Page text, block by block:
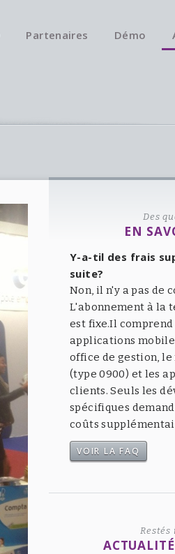
Partenaires Démo
Des
EN
Y-a-til des frais
suite?
Non, il n'y a pas de
L'abonnement à la
est fixe.Il comprend
applications
office de gestion,
(type 0900) et les
clients. Seuls les
spécifiques
coûts
VOIR LA FAQ
Restés